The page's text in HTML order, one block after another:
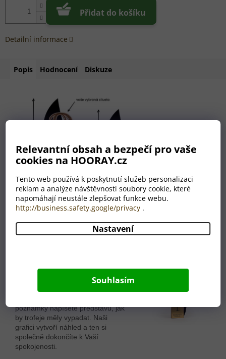
Relevantní obsah a bezpečí pro vaše
cookies na HOORAY.cz
Tento web používá k poskytnutí služeb personalizaci
reklam a analýze návštěvnosti soubory cookie, které
napomáhají neustále zlepšovat funkce webu.
http://business.safety.google/privacy .
Nastavení
Souhlasím
Přidat do košíku
Detailní informace
Popis Hodnocení Diskuze
Nemáte grafika? Nevadí!
poznámky napíšete představu, jak
by trofeje měly vypadat. Naši
grafici vytvoří náhled a ten si
společně dokončíte k Vaší
spokojenosti.